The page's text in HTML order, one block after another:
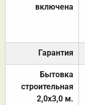
включена
Гарантия
Бытовка
строительная
2,0х3,0 м.